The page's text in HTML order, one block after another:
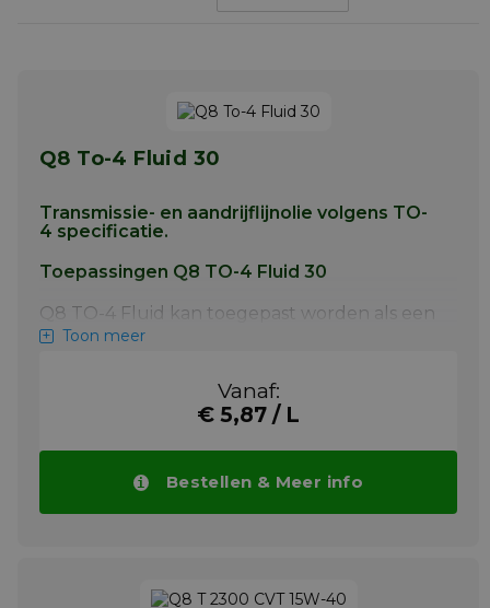
Q8 To-4 Fluid 30
Transmissie- en aandrijflijnolie volgens TO-
4 specificatie.
Toepassingen Q8 TO-4 Fluid 30
Q8 TO-4 Fluid kan toegepast worden als een
of meer van de volgende specificaties de
Een olie ontwikkelt voor het gebruik als
hydraulisch medium in transmissies,
koppelomvormers en powershift
transmissies.
Een olie voor het gebruik in
Toon meer
Vanaf:
€ 5,87 / L
Bestellen & Meer info